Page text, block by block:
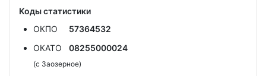
Коды статистики
ОКПО
57364532
ОКАТО
08255000024
(с Заозерное)